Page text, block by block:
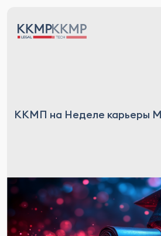
ККМП на Неделе карьеры